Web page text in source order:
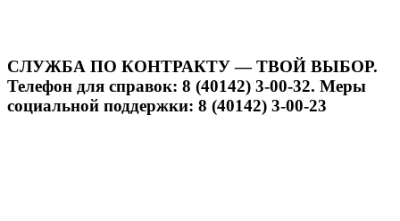
СЛУЖБА ПО КОНТРАКТУ — ТВОЙ ВЫБОР.
Телефон для справок: 8 (40142) 3-00-32. Меры
социальной поддержки: 8 (40142) 3-00-23